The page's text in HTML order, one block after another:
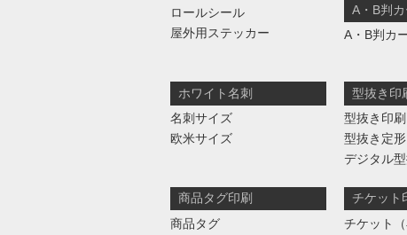
ロールシール
屋外用ステッカー
A・B判
A・B判カ
ホワイト名刺
名刺サイズ
欧米サイズ
型抜き印
型抜き印刷
型抜き定
デジタル
商品タグ印刷
商品タグ
チケット
チケット（